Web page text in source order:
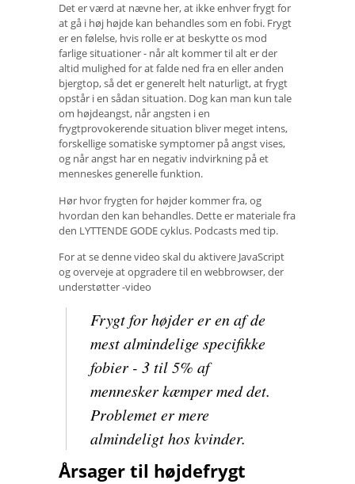
Det er værd at nævne her, at ikke enhver frygt for
at gå i høj højde kan behandles som en fobi. Frygt
er en følelse, hvis rolle er at beskytte os mod
farlige situationer - når alt kommer til alt er der
altid mulighed for at falde ned fra en eller anden
bjergtop, så det er generelt helt naturligt, at frygt
opstår i en sådan situation. Dog kan man kun tale
om højdeangst, når angsten i en
frygtprovokerende situation bliver meget intens,
forskellige somatiske symptomer på angst vises,
og når angst har en negativ indvirkning på et
menneskes generelle funktion.
Hør hvor frygten for højder kommer fra, og
hvordan den kan behandles. Dette er materiale fra
den LYTTENDE GODE cyklus. Podcasts med tip.
For at se denne video skal du aktivere JavaScript
og overveje at opgradere til en webbrowser, der
understøtter -video
Frygt for højder er en af ​​de
mest almindelige specifikke
fobier - 3 til 5% af
mennesker kæmper med det.
Problemet er mere
almindeligt hos kvinder.
Årsager til højdefrygt